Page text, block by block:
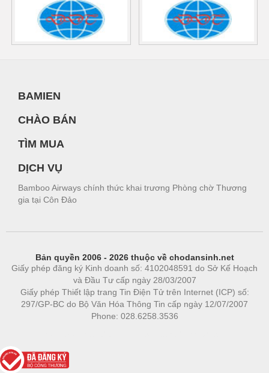
BAMIEN
CHÀO BÁN
TÌM MUA
DỊCH VỤ
Bamboo Airways chính thức khai trương Phòng chờ Thương
gia tại Côn Đảo
Bản quyền 2006 - 2026 thuộc về chodansinh.net
Giấy phép đăng ký Kinh doanh số: 4102048591 do Sở Kế Hoạch
và Đầu Tư cấp ngày 28/03/2007
Giấy phép Thiết lập trang Tin Điện Tử trên Internet (ICP) số:
297/GP-BC do Bộ Văn Hóa Thông Tin cấp ngày 12/07/2007
Phone: 028.6258.3536